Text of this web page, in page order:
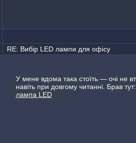
RE: Вибір LED лампи для офісу
У мене вдома така стоїть — очі не
навіть при довгому читанні. Брав
лампа LED